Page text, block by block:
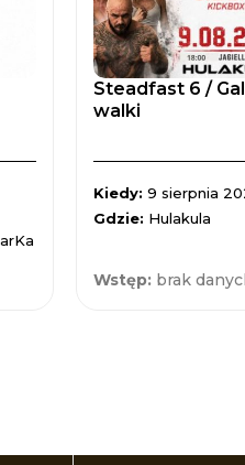
Steadfast 6 /
walki
Kiedy: 9 sierpnia
Gdzie: Hulakula
Wstęp: brak